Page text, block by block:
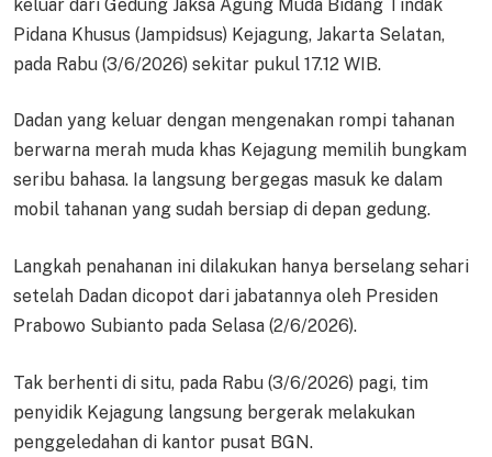
keluar dari Gedung Jaksa Agung Muda Bidang Tindak
Pidana Khusus (Jampidsus) Kejagung, Jakarta Selatan,
pada Rabu (3/6/2026) sekitar pukul 17.12 WIB.
Dadan yang keluar dengan mengenakan rompi tahanan
berwarna merah muda khas Kejagung memilih bungkam
seribu bahasa. Ia langsung bergegas masuk ke dalam
mobil tahanan yang sudah bersiap di depan gedung.
Langkah penahanan ini dilakukan hanya berselang sehari
setelah Dadan dicopot dari jabatannya oleh Presiden
Prabowo Subianto pada Selasa (2/6/2026).
Tak berhenti di situ, pada Rabu (3/6/2026) pagi, tim
penyidik Kejagung langsung bergerak melakukan
penggeledahan di kantor pusat BGN.